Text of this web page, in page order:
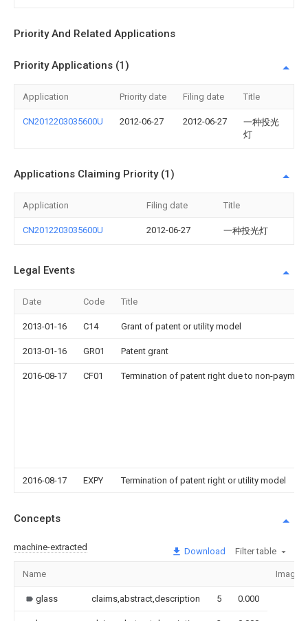
Priority And Related Applications
Priority Applications (1)
Application Priority date Filing date Title
CN2012203035600U 2012-06-27 2012-06-27
一种投光
灯
Applications Claiming Priority (1)
Application Filing date Title
CN2012203035600U 2012-06-27 一种投光灯
Legal Events
Date Code Title
2013-01-16 C14 Grant of patent or utility model
2013-01-16 GR01 Patent grant
2016-08-17 CF01 Termination of patent right due to non-
2016-08-17 EXPY Termination of patent right or utility model
Concepts
machine-extracted Download Filter table
Name Image
glass claims,abstract,description 5 0.000